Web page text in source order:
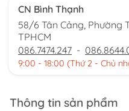
CN Bình Thạnh
58/6 Tân Cảng, Phường
TPHCM
086.7474.247 -
9:00 - 18:00 (Thứ 2 - Chủ
Thông tin sản phẩm